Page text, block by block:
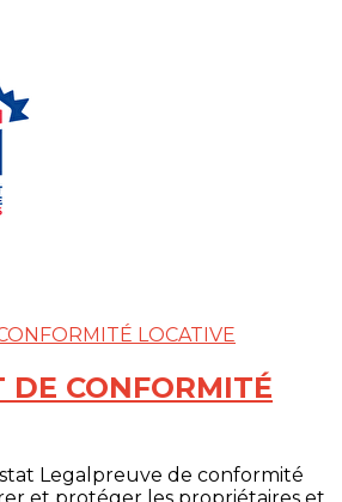
DE CONFORMITÉ
Legalpreuve de conformité
et protéger les propriétaires et